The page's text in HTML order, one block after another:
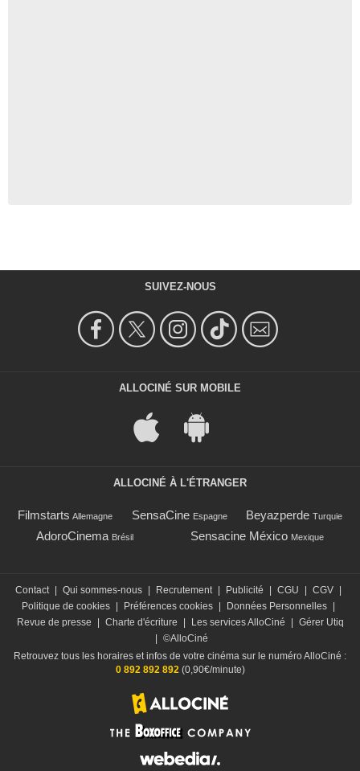
SUIVEZ-NOUS
ALLOCINÉ SUR MOBILE
ALLOCINÉ À L'ÉTRANGER
Filmstarts Allemagne SensaCine Espagne Beyazperde Turquie
AdoroCinema Brésil Sensacine México Mexique
Contact Qui sommes-nous Recrutement Publicité CGU CGV
Politique de cookies
Préférences cookies Données Personnelles
Revue de presse
Charte d'écriture Les services AlloCiné
Gérer Utiq
©AlloCiné
Retrouvez tous les horaires et infos de votre cinéma sur le numéro AlloCiné :
0 892 892 892(0,90€/minute)